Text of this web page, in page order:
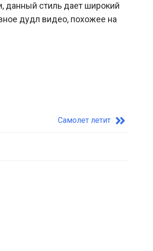
данный стиль дает широкий
дудл видео, похожее на
Самолет летит